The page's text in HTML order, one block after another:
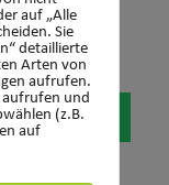
auf „Alle
Sie
detaillierte
Arten von
aufrufen.
aufrufen und
(z.B.
auf